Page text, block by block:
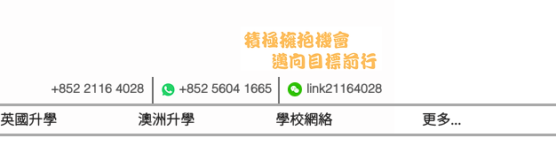
+852 2116 4028 +852 5604 1665 link21164028
英國升學 澳洲升學 學校網絡 更多...